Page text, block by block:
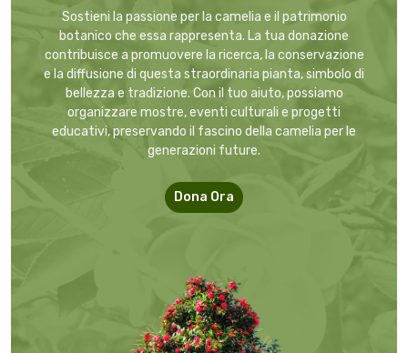
Sostieni la passione per la camelia e il patrimonio
botanico che essa rappresenta. La tua donazione
contribuisce a promuovere la ricerca, la conservazione
e la diffusione di questa straordinaria pianta, simbolo di
bellezza e tradizione. Con il tuo aiuto, possiamo
organizzare mostre, eventi culturali e progetti
educativi, preservando il fascino della camelia per le
generazioni future.
Dona Ora